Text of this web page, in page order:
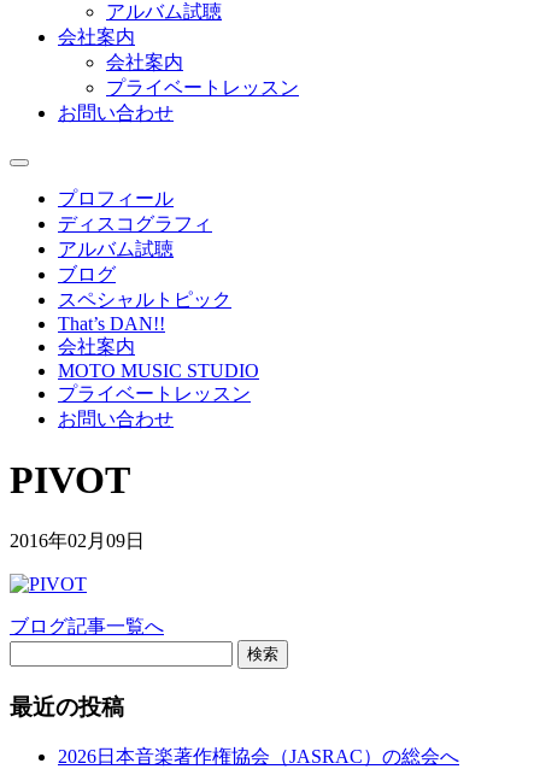
アルバム試聴
会社案内
会社案内
プライベートレッスン
お問い合わせ
プロフィール
ディスコグラフィ
アルバム試聴
ブログ
スペシャルトピック
That’s DAN!!
会社案内
MOTO MUSIC STUDIO
プライベートレッスン
お問い合わせ
PIVOT
2016年02月09日
ブログ記事一覧へ
検索
最近の投稿
2026日本音楽著作権協会（JASRAC）の総会へ